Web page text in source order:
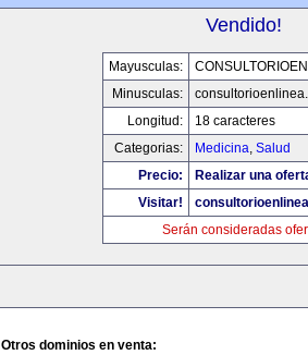
Vendido!
Mayusculas:
Minusculas:
Longitud:
18 caracteres
Categorias:
Medicina, Salud
Precio:
Realizar una
Visitar!
Serán consideradas
Otros dominios en venta: